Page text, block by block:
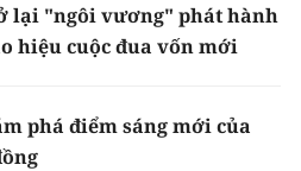
lại "ngôi vương" phát hành
hiệu cuộc đua vốn mới
phá điểm sáng mới của